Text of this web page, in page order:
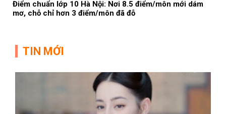
Điểm chuẩn lớp 10 Hà Nội: Nơi 8.5 điểm/môn mới dám
mơ, chỗ chỉ hơn 3 điểm/môn đã đỗ
TIN MỚI